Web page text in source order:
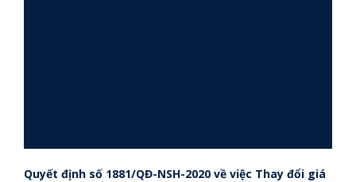
Quyết định số 1881/QĐ-NSH-2020 về việc Thay đổi giá